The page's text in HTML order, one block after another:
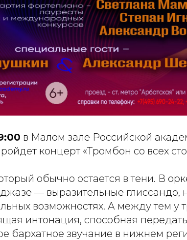
в Малом зале Российской
концерт «Тромбон со всех
обычно остается в тени. В
— выразительные глиссандо,
возможностях. А между тем у
интонация, способная
бархатное звучание в нижнем